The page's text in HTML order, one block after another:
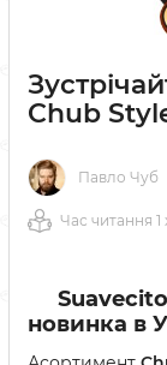
Chub
Павло Чуб
Час читання 1
новинка в